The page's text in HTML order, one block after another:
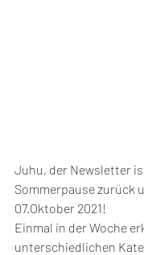
Juhu, der Newsletter
Sommerpause zurück
07.Oktober 2021!
Einmal in der Woche
unterschiedlichen